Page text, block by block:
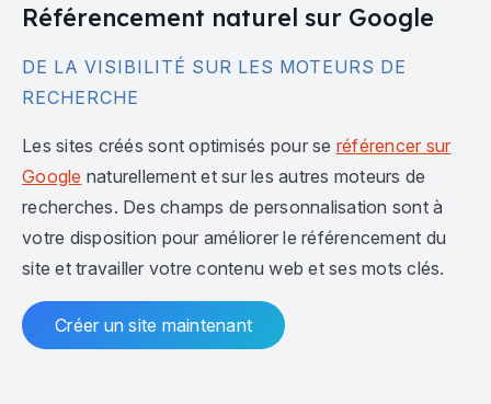
Référencement naturel sur Google
DE LA VISIBILITÉ SUR LES MOTEURS DE
RECHERCHE
Les sites créés sont optimisés pour se référencer sur
Google naturellement et sur les autres moteurs de
recherches. Des champs de personnalisation sont à
votre disposition pour améliorer le référencement du
site et travailler votre contenu web et ses mots clés.
Créer un site maintenant